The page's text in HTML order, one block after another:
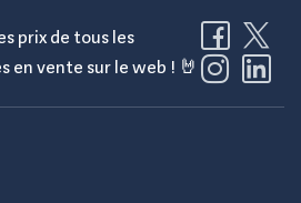
prix de tous les
en vente sur le web ! 🤘